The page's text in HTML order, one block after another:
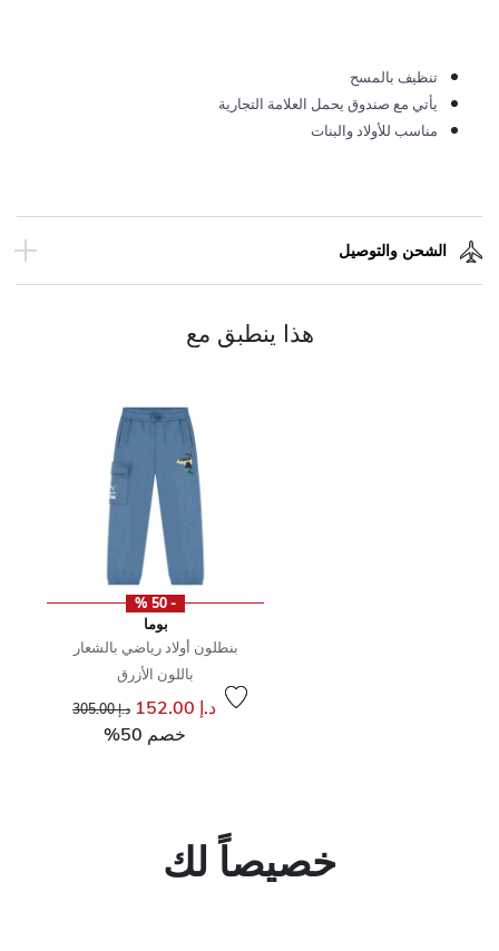
تنظيف بالمسح
يأتي مع صندوق يحمل العلامة التجارية
مناسب للأولاد والبنات
الشحن والتوصيل
هذا ينطبق مع
- 50 %
بوما
بنطلون أولاد رياضي بالشعار
باللون الأزرق
د.إ 152.00 سعر مخفض مند.إ 305.00 إلى
خصم 50%
خصيصاً لك